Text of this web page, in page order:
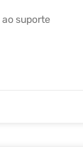
suporte